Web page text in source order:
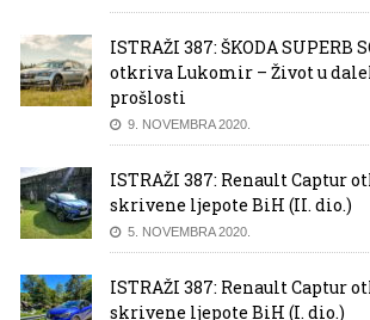
ISTRAŽI 387: ŠKODA SUPERB
otkriva Lukomir – Život u
prošlosti
9. NOVEMBRA 2020.
ISTRAŽI 387: Renault Captur
skrivene ljepote BiH (II. dio.)
5. NOVEMBRA 2020.
ISTRAŽI 387: Renault Captur
skrivene ljepote BiH (I. dio.)